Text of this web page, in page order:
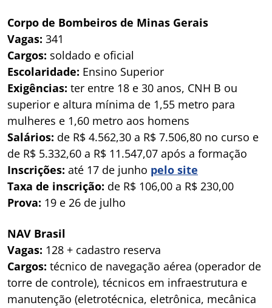
Corpo de Bombeiros de Minas Gerais
Vagas: 341
Cargos: soldado e oficial
Escolaridade: Ensino Superior
Exigências: ter entre 18 e 30 anos, CNH B ou
superior e altura mínima de 1,55 metro para
mulheres e 1,60 metro aos homens
Salários: de R$ 4.562,30 a R$ 7.506,80 no curso e
de R$ 5.332,60 a R$ 11.547,07 após a formação
Inscrições: até 17 de junho pelo site
Taxa de inscrição: de R$ 106,00 a R$ 230,00
Prova: 19 e 26 de julho
NAV Brasil
Vagas: 128 + cadastro reserva
Cargos: técnico de navegação aérea (operador de
torre de controle), técnicos em infraestrutura e
manutenção (eletrotécnica, eletrônica, mecânica